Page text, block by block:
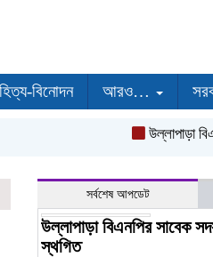
বিনোদন আরও…
উল্লাপাড়া
সর্বশেষ আপডেট
উল্লাপাড়া বিএনপির সাবেক
স্থগিত